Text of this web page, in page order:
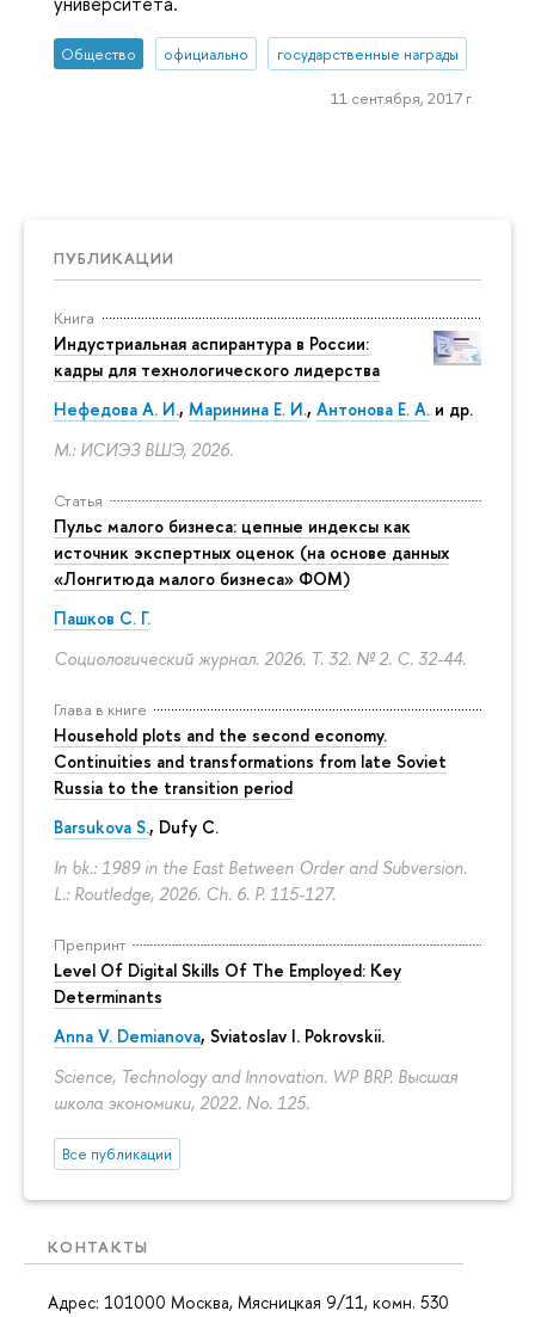
ПУБЛИКАЦИИ
Книга
Индустриальная аспирантура в России:
кадры для технологического лидерства
Нефедова А. И., Маринина Е. И., Антонова Е. А. и др.
М.: ИСИЭЗ ВШЭ, 2026.
Статья
Пульс малого бизнеса: цепные индексы как
источник экспертных оценок (на основе данных
«Лонгитюда малого бизнеса» ФОМ)
Пашков С. Г.
Социологический журнал. 2026. Т. 32. № 2. С. 32-44.
Глава в книге
Household plots and the second economy.
Continuities and transformations from late Soviet
Russia to the transition period
Barsukova S., Dufy C.
In bk.: 1989 in the East Between Order and Subversion.
L.: Routledge, 2026. Ch. 6. P. 115-127.
Препринт
Level Of Digital Skills Of The Employed: Key
Determinants
Anna V. Demianova, Sviatoslav I. Pokrovskii.
Science, Technology and Innovation. WP BRP. Высшая
школа экономики, 2022. No. 125.
Все публикации
КОНТАКТЫ
Адрес: 101000 Москва, Мясницкая 9/11, комн. 530
Общество официально государственные награды
11 сентября, 2017 г.